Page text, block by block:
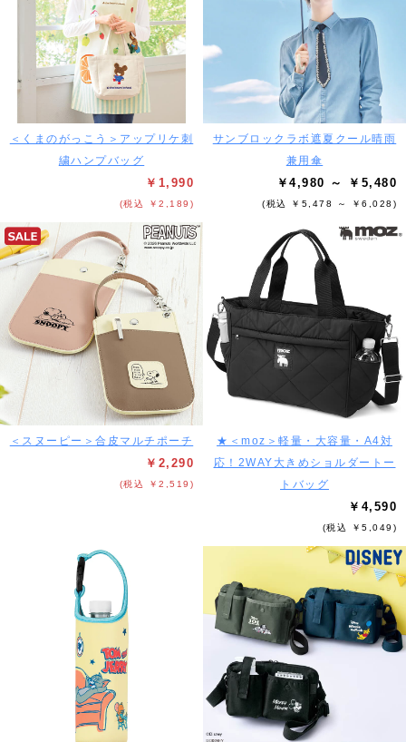
＜くまのがっこう＞アップリケ刺
繍ハンプバッグ
￥1,990
(税込 ￥2,189)
サンブロックラボ遮夏クール晴雨
兼用傘
￥4,980 ～ ￥5,480
(税込 ￥5,478 ～ ￥6,028)
＜スヌーピー＞合皮マルチポーチ
￥2,290
(税込 ￥2,519)
★＜moz＞軽量・大容量・A4対
応！2WAY大きめショルダートー
トバッグ
￥4,590
(税込 ￥5,049)